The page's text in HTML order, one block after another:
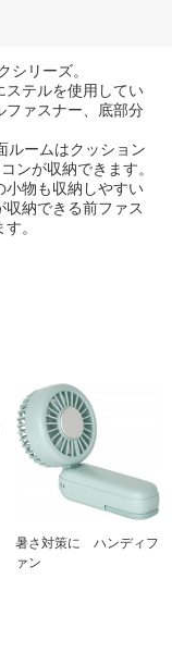
シリーズ。
ステルを使用してい
ファスナー、底部分
ルームはクッション
ンが収納できます。
小物も収納しやすい
納できる前ファス
。
暑さ対策に ハンディフ
ァン